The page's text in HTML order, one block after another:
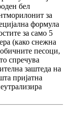
бел
за
формула
за само 5
(како снежна
песоци,
спречува
заштеда на
пријатна